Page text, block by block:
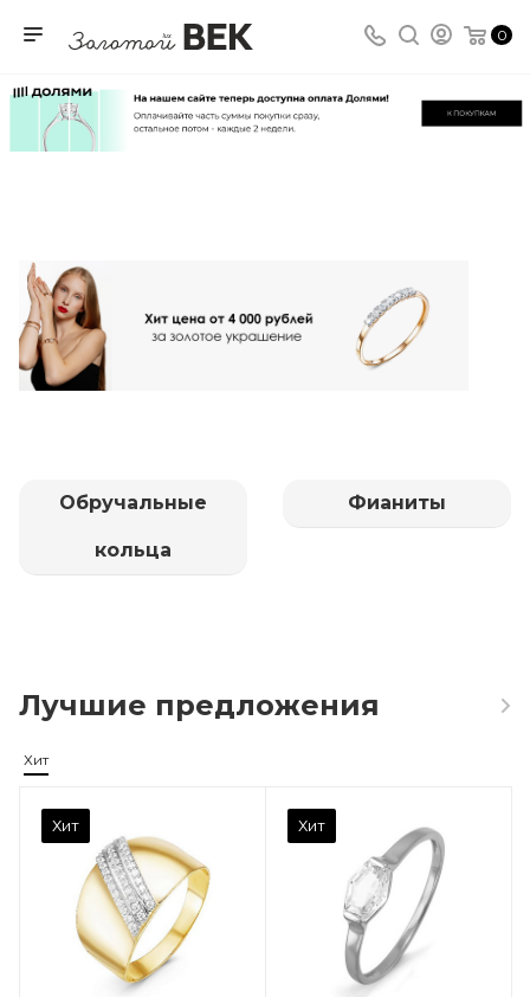
0
Обручальные
кольца
Фианиты
Лучшие предложения
Хит
Хит Хит
Вес драгметалла
Марка (бренд)
Дельта
Фианит